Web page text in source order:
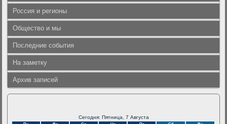
Россия и регионы
Общество и мы
Последние события
На заметку
Архив записей
Сегодня: Пятница, 7 Августа